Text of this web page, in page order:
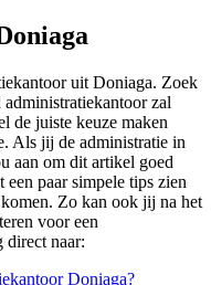
uit Doniaga. Zoek
zal
de juiste keuze maken
Als jij de administratie in
aan om dit artikel goed
paar simpele tips zien
Zo kan ook jij na het
voor een
direct naar:
Doniaga?